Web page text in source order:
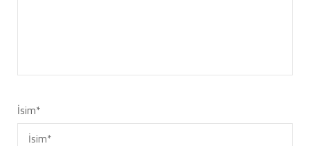
İsim*